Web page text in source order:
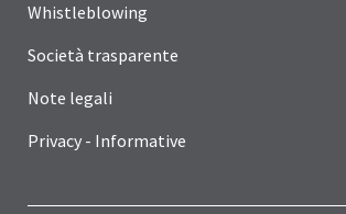
Whistleblowing
Società trasparente
Note legali
Privacy - Informative